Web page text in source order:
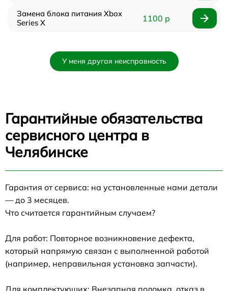
Замена блока питания Xbox
Series X
1100 р
У меня другая неисправность
Гарантийные обязательства
сервисного центра в
Челябинске
Гарантия от сервиса: на установленные нами детали
— до 3 месяцев.
Что считается гарантийным случаем?
Для работ: Повторное возникновение дефекта,
который напрямую связан с выполненной работой
(например, неправильная установка запчасти).